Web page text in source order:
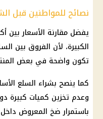
نصائح للمواطنين قبل
يفضل مقارنة الأسعاربين
الكبيرة، لأن الفروق بين
تكون واضحة في بعض
كما ينصح بشراء السلع
وعدم تخزين كميات كبيرة
باستمرار ضخ المعروض داخل